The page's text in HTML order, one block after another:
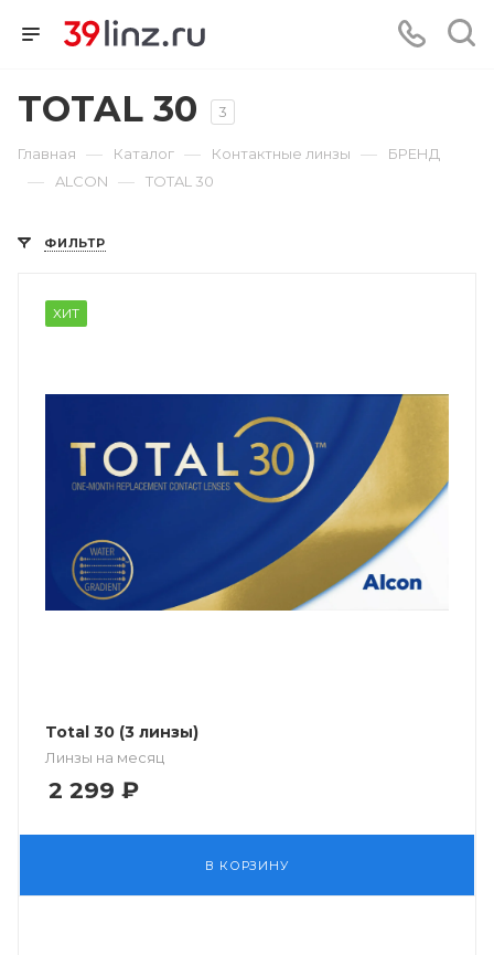
TOTAL 30 3
Главная — Каталог — Контактные линзы — БРЕНД
— ALCON — TOTAL 30
ФИЛЬТР
ХИТ
Total 30 (3 линзы)
Линзы на месяц
2 299 ₽
В КОРЗИНУ